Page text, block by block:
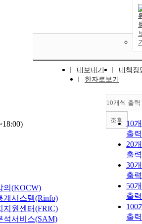
내보내기
내책장
한자로보기
10개씩 출력
10
출력
20
출력
30
출력
50
출력
100
출력
조회
의(KOCW)
계시스템(Rinfo)
지원센터(FRIC)
석서비스(SAM)